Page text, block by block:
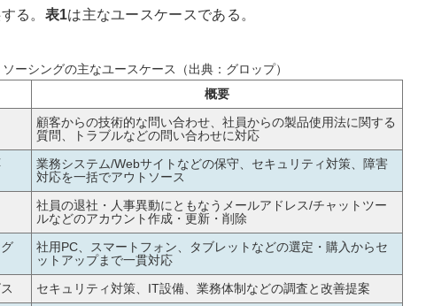
る。 表1は主なユースケースである。
ーシングの主なユースケース（出典：グロップ）
概要
顧客からの技術的な問い合わせ、社員からの製品使用法に関する
質問、トラブルなどの問い合わせに対応
業務システム/Webサイトなどの保守、セキュリティ対策、障害
対応を一括でアウトソース
社員の退社・人事異動にともなうメールアドレス/チャットツー
ルなどのアカウント作成・更新・削除
社用PC、スマートフォン、タブレットなどの選定・購入からセ
ットアップまで一貫対応
セキュリティ対策、IT設備、業務体制などの調査と改善提案